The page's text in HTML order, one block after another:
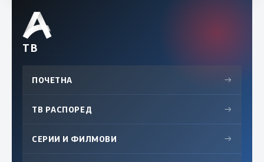
ТВ
ПОЧЕТНА →
ТВ РАСПОРЕД →
СЕРИИ И ФИЛМОВИ →